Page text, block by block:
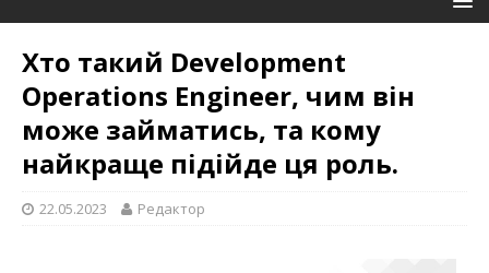
Хто такий Development
Operations Engineer, чим він
може займатись, та кому
найкраще підійде ця роль.
22.05.2023 Редактор